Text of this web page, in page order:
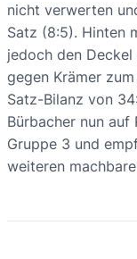
nicht verwerten
Satz (8:5). Hinten
jedoch den Deckel
gegen Krämer
Satz-Bilanz von
Bürbacher nun auf
Gruppe 3 und
weiteren